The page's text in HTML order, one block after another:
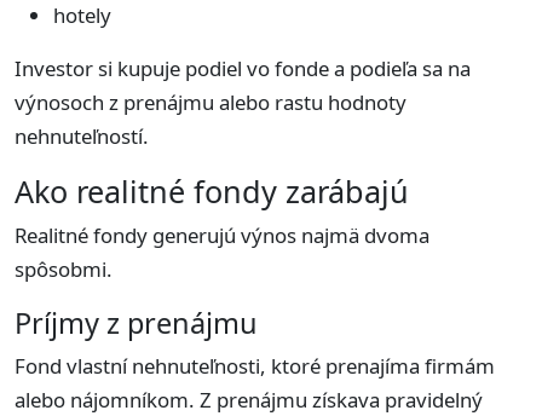
hotely
Investor si kupuje podiel vo fonde a podieľa sa na
výnosoch z prenájmu alebo rastu hodnoty
nehnuteľností.
Ako realitné fondy zarábajú
Realitné fondy generujú výnos najmä dvoma
spôsobmi.
Príjmy z prenájmu
Fond vlastní nehnuteľnosti, ktoré prenajíma firmám
alebo nájomníkom. Z prenájmu získava pravidelný